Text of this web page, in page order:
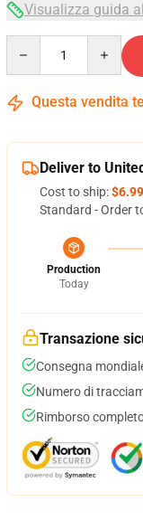
Visualizza guida
Questa vendita
Deliver to
Cost to ship:$6.99
Standard - Order
Production
Today
Transazione
Consegna
Numero di
Rimborso